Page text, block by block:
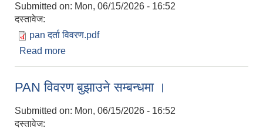
Submitted on: Mon, 06/15/2026 - 16:52
दस्तावेज:
pan दर्ता विवरण.pdf
Read more
PAN विवरण बुझाउने सम्बन्धमा ।
Submitted on: Mon, 06/15/2026 - 16:52
दस्तावेज: